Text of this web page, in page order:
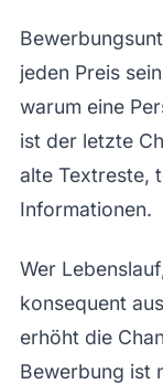
jeden Preis
warum eine
ist der letzte
alte Textreste,
Informationen.
Wer
konsequent
erhöht die
Bewerbung ist